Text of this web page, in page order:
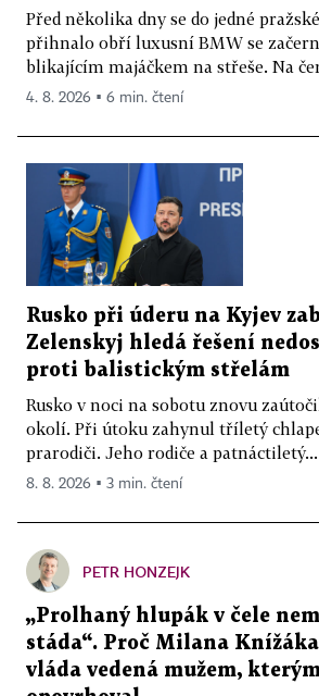
Před několika dny se do jedné
přihnalo obří luxusní BMW se
blikajícím majáčkem na střeše. Na
4. 8. 2026 ▪ 6 min. čtení
Rusko při úderu na Kyjev
Zelenskyj hledá řešení
proti balistickým střelám
Rusko v noci na sobotu znovu
okolí. Při útoku zahynul tříletý
prarodiči. Jeho rodiče a patnáctiletý...
8. 8. 2026 ▪ 3 min. čtení
PETR HONZEJK
„Prolhaný hlupák v čele
stáda“. Proč Milana
vláda vedená mužem,